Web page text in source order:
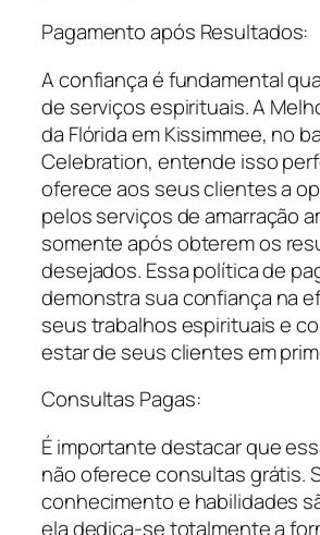
Pagamento após Resultados:
A confiança é fundamental
de serviços espirituais. A
da Flórida em Kissimmee, no
Celebration, entende isso
oferece aos seus clientes a
pelos serviços de amarração
somente após obterem os
desejados. Essa política de
demonstra sua confiança na
seus trabalhos espirituais e
estar de seus clientes em
Consultas Pagas:
É importante destacar que
não oferece consultas grátis.
conhecimento e habilidades
ela dedica-se totalmente a